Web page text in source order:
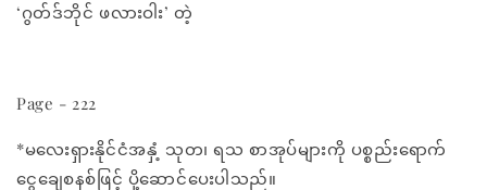
‘ဂွတ်ဒ်ဘိုင် ဖလားဝါး’ တဲ့
Page - 222
*မလေးရှားနိုင်ငံအနှံ့ သုတ၊ ရသ စာအုပ်များကို ပစ္စည်းရောက်
ငွေချေစနစ်ဖြင့် ပို့ဆောင်ပေးပါသည်။